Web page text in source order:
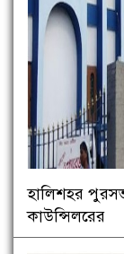
হালিশহর
কাউন্সিলরের